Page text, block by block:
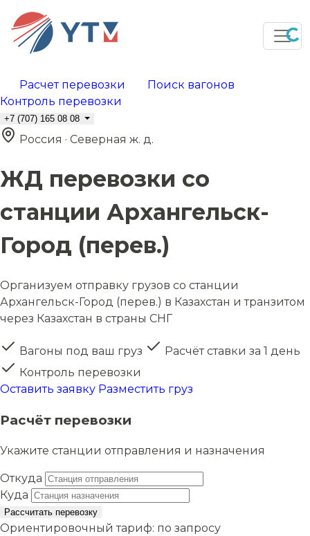
Расчет перевозки
Поиск вагонов
Контроль перевозки
+7 (707) 165 08 08
Россия · Северная ж. д.
ЖД перевозки со
станции Архангельск-
Город (перев.)
Организуем отправку грузов со станции
Архангельск-Город (перев.) в Казахстан и транзитом
через Казахстан в страны СНГ
Вагоны под ваш груз
Расчёт ставки за 1 день
Контроль перевозки
Оставить заявку Разместить груз
Расчёт перевозки
Укажите станции отправления и назначения
Откуда
Куда
Рассчитать перевозку
Ориентировочный тариф: по запросу